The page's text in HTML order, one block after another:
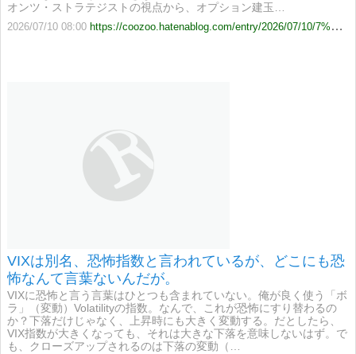
オンツ・ストラテジストの視点から、オプション建玉…
2026/07/10 08:00 https://coozoo.hatenablog.com/entry/2026/07/10/7%E6%9C%88%E3%83%BB8%E6%9C%88%E9%99%90%E3%82%AA%E3%83%97%E3%82%B7%E3%83%A7%E3%83%B3%E5%BB%BA%E7%8E%89%E5%88%86%E6%9E%90%E3%81%A8SQ%E3%82%B7%E3%83%8A%E3%83%AA%E3%82%AA%EF%BC%9A
VIXは別名、恐怖指数と言われているが、どこにも恐
怖なんて言葉ないんだが。
VIXに恐怖と言う言葉はひとつも含まれていない。俺が良く使う「ボ
ラ」（変動）Volatilityの指数。なんで、これが恐怖にすり替わるの
か？下落だけじゃなく、上昇時にも大きく変動する。だとしたら、
VIX指数が大きくなっても、それは大きな下落を意味しないはず。で
も、クローズアップされるのは下落の変動（…